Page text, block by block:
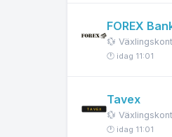
FOREX
💱
🕐 idag 11:01
Tavex
💱
🕐 idag 11:01